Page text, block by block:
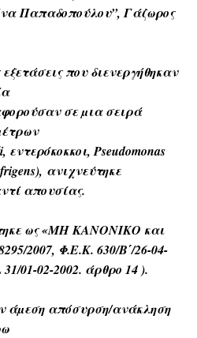
Παπαδοπούλου”, Γάζωρος
που διενεργήθηκαν
σε µια σειρά
Pseudomonas
ανιχνεύτηκε
απουσίας.
ως «ΜΗΚΑΝΟΝΙΚΟ και
2007, Φ.Ε.Κ. 630/Β΄/26-04-
31/01-02-2002. άρθρο 14 ).
άµεση απόσυρση/ανάκληση